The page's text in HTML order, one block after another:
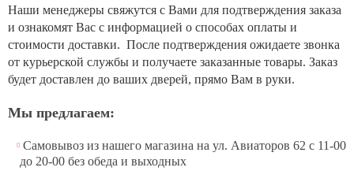
Наши менеджеры свяжутся с Вами для подтверждения заказа
и ознакомят Вас с информацией о способах оплаты и
стоимости доставки. После подтверждения ожидаете звонка
от курьерской службы и получаете заказанные товары. Заказ
будет доставлен до ваших дверей, прямо Вам в руки.
Мы предлагаем:
Самовывоз из нашего магазина на ул. Авиаторов 62 с 11-00
до 20-00 без обеда и выходных